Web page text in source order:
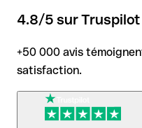
4.8/5 sur Truspilot
+50 000 avis
satisfaction.